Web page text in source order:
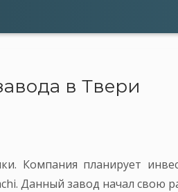
в Твери
Компания планирует
Данный завод начал свою